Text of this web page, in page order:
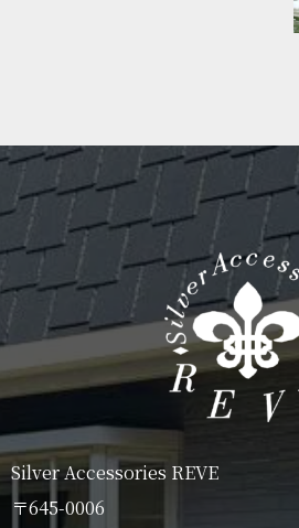
Silver Accessories REVE
〒645-0006